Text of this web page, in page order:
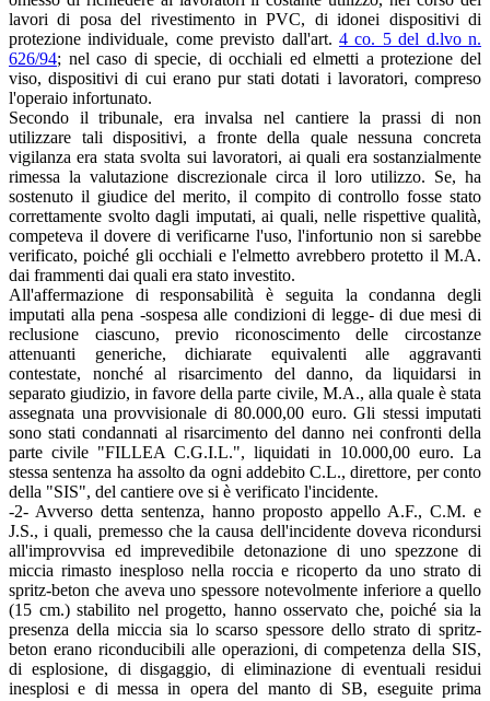
lavori di posa del rivestimento in PVC, di idonei dispositivi di
protezione individuale, come previsto dall'art. 4 co. 5 del d.lvo n.
626/94; nel caso di specie, di occhiali ed elmetti a protezione del
viso, dispositivi di cui erano pur stati dotati i lavoratori, compreso
l'operaio infortunato.
Secondo il tribunale, era invalsa nel cantiere la prassi di non
utilizzare tali dispositivi, a fronte della quale nessuna concreta
vigilanza era stata svolta sui lavoratori, ai quali era sostanzialmente
rimessa la valutazione discrezionale circa il loro utilizzo. Se, ha
sostenuto il giudice del merito, il compito di controllo fosse stato
correttamente svolto dagli imputati, ai quali, nelle rispettive qualità,
competeva il dovere di verificarne l'uso, l'infortunio non si sarebbe
verificato, poiché gli occhiali e l'elmetto avrebbero protetto il M.A.
dai frammenti dai quali era stato investito.
All'affermazione di responsabilità è seguita la condanna degli
imputati alla pena -sospesa alle condizioni di legge- di due mesi di
reclusione ciascuno, previo riconoscimento delle circostanze
attenuanti generiche, dichiarate equivalenti alle aggravanti
contestate, nonché al risarcimento del danno, da liquidarsi in
separato giudizio, in favore della parte civile, M.A., alla quale è stata
assegnata una provvisionale di 80.000,00 euro. Gli stessi imputati
sono stati condannati al risarcimento del danno nei confronti della
parte civile "FILLEA C.G.I.L.", liquidati in 10.000,00 euro. La
stessa sentenza ha assolto da ogni addebito C.L., direttore, per conto
della "SIS", del cantiere ove si è verificato l'incidente.
-2- Avverso detta sentenza, hanno proposto appello A.F., C.M. e
J.S., i quali, premesso che la causa dell'incidente doveva ricondursi
all'improvvisa ed imprevedibile detonazione di uno spezzone di
miccia rimasto inesploso nella roccia e ricoperto da uno strato di
spritz-beton che aveva uno spessore notevolmente inferiore a quello
(15 cm.) stabilito nel progetto, hanno osservato che, poiché sia la
presenza della miccia sia lo scarso spessore dello strato di spritz-
beton erano riconducibili alle operazioni, di competenza della SIS,
di esplosione, di disgaggio, di eliminazione di eventuali residui
inesplosi e di messa in opera del manto di SB, eseguite prima